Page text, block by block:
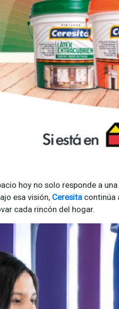
hoy no solo responde a
esa visión, Ceresita continúa
cada rincón del hogar.